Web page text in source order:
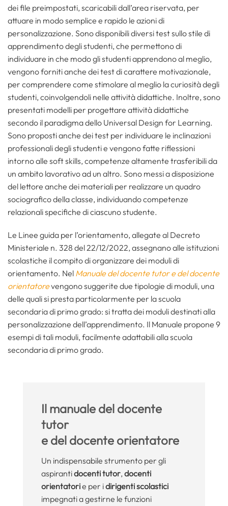
dei file preimpostati, scaricabili dall’area riservata, per
attuare in modo semplice e rapido le azioni di
personalizzazione. Sono disponibili diversi test sullo stile di
apprendimento degli studenti, che permettono di
individuare in che modo gli studenti apprendono al meglio,
vengono forniti anche dei test di carattere motivazionale,
per comprendere come stimolare al meglio la curiosità degli
studenti, coinvolgendoli nelle attività didattiche. Inoltre, sono
presentati modelli per progettare attività didattiche
secondo il paradigma dello Universal Design for Learning.
Sono proposti anche dei test per individuare le inclinazioni
professionali degli studenti e vengono fatte riflessioni
intorno alle soft skills, competenze altamente trasferibili da
un ambito lavorativo ad un altro. Sono messi a disposizione
del lettore anche dei materiali per realizzare un quadro
sociografico della classe, individuando competenze
relazionali specifiche di ciascuno studente.
Le Linee guida per l’orientamento, allegate al Decreto
Ministeriale n. 328 del 22/12/2022, assegnano alle istituzioni
scolastiche il compito di organizzare dei moduli di
orientamento. Nel Manuale del docente tutor e del docente
orientatorevengono suggerite due tipologie di moduli, una
delle quali si presta particolarmente per la scuola
secondaria di primo grado: si tratta dei moduli destinati alla
personalizzazione dell’apprendimento. Il Manuale propone 9
esempi di tali moduli, facilmente adattabili alla scuola
secondaria di primo grado.
Il manuale del docente
tutor
e del docente orientatore
Un indispensabile strumento per gli
aspirantidocenti tutor,docenti
orientatorie per idirigenti scolastici
impegnati a gestirne le funzioni